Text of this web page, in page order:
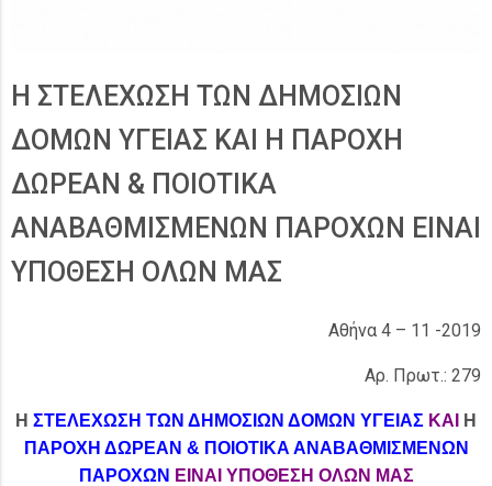
Η ΣΤΕΛΕΧΩΣΗ ΤΩΝ ΔΗΜΟΣΙΩΝ
ΔΟΜΩΝ ΥΓΕΙΑΣ ΚΑΙ Η ΠΑΡΟΧΗ
ΔΩΡΕΑΝ & ΠΟΙΟΤΙΚΑ
ΑΝΑΒΑΘΜΙΣΜΕΝΩΝ ΠΑΡΟΧΩΝ ΕΙΝΑΙ
ΥΠΟΘΕΣΗ ΟΛΩΝ ΜΑΣ
Αθήνα 4 – 11 -2019
Αρ. Πρωτ.: 279
Η ΣΤΕΛΕΧΩΣΗ ΤΩΝ ΔΗΜΟΣΙΩΝ ΔΟΜΩΝ ΥΓΕΙΑΣ ΚΑΙ
Η
ΠΑΡΟΧΗ ΔΩΡΕΑΝ & ΠΟΙΟΤΙΚΑ ΑΝΑΒΑΘΜΙΣΜΕΝΩΝ
ΠΑΡΟΧΩΝ ΕΙΝΑΙ ΥΠΟΘΕΣΗ ΟΛΩΝ ΜΑΣ